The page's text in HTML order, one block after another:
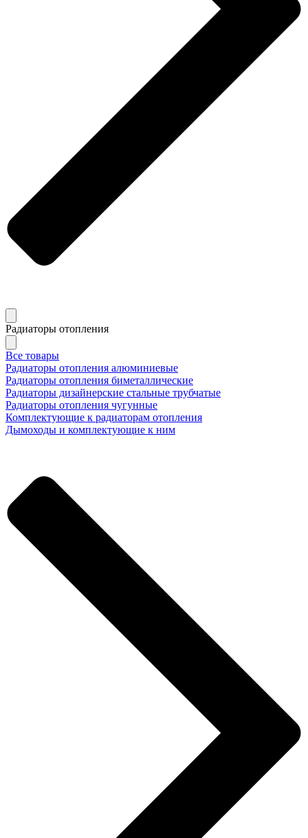
Радиаторы отопления
Все товары
Радиаторы отопления алюминиевые
Радиаторы отопления биметаллические
Радиаторы дизайнерские стальные трубчатые
Радиаторы отопления чугунные
Комплектующие к радиаторам отопления
Дымоходы и комплектующие к ним